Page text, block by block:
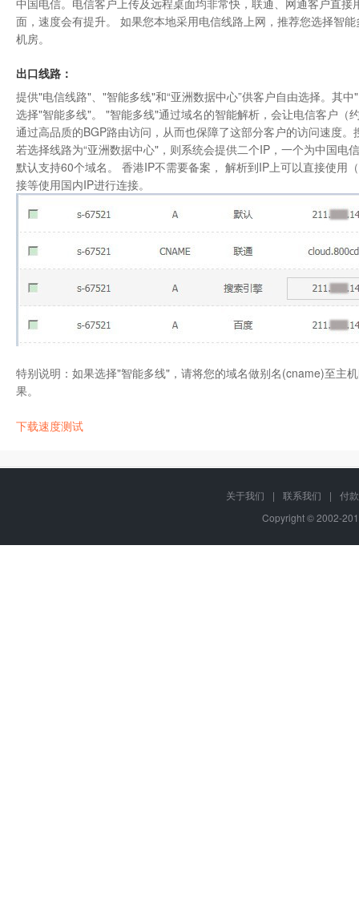
中国电信。电信客户上传及远程桌面均非常快，联通、网通客户直
面，速度会有提升。 如果您本地采用电信线路上网，推荐您选择智
机房。
出口线路：
提供"电信线路"、"智能多线"和“亚洲数据中心”供客户自由选择。其
选择"智能多线"。 "智能多线"通过域名的智能解析，会让电信客户
通过高品质的BGP路由访问，从而也保障了这部分客户的访问速度
若选择线路为“亚洲数据中心" ，则系统会提供二个IP，一个为中国电
默认支持60个域名。 香港IP不需要备案， 解析到IP上可以直接使用
接等使用国内IP进行连接。
特别说明：如果选择"智能多线"，请将您的域名做别名(cname)至主
果。
下载速度测试
关于我们 | 联系我们 |
付
Copyright © 2002-